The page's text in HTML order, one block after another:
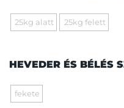
25kg alatt 25kg felett
HEVEDER ÉS BÉLÉS
fekete